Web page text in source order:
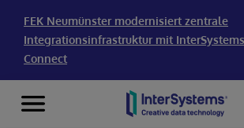
FEK Neumünster modernisiert zentrale
Integrationsinfrastruktur mit
Connect
Skip to content
Menu